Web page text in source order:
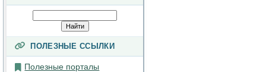
Образование
Руководство
Педагогический состав
ПОЛЕЗНЫЕ ССЫЛКИ
Полезные порталы